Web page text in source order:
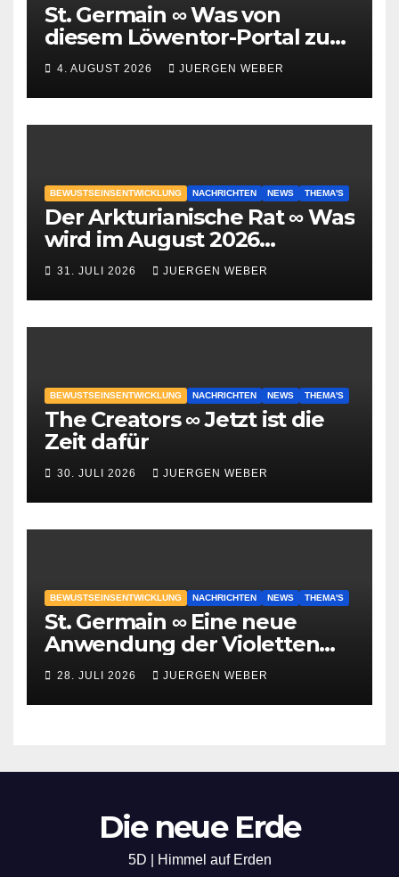
St. Germain ∞ Was von
diesem Löwentor-Portal zu
erwarten ist
4. AUGUST 2026 JUERGEN WEBER
BEWUSTSEINSENTWICKLUNG NACHRICHTEN NEWS THEMA'S
Der Arkturianische Rat ∞ Was
wird im August 2026
geschehen?
31. JULI 2026 JUERGEN WEBER
BEWUSTSEINSENTWICKLUNG NACHRICHTEN NEWS THEMA'S
The Creators ∞ Jetzt ist die
Zeit dafür
30. JULI 2026 JUERGEN WEBER
BEWUSTSEINSENTWICKLUNG NACHRICHTEN NEWS THEMA'S
St. Germain ∞ Eine neue
Anwendung der Violetten
Flamme
28. JULI 2026 JUERGEN WEBER
Die neue Erde
5D | Himmel auf Erden